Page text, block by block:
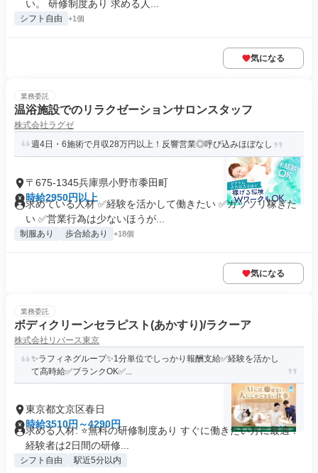
い。 研修制度あり 求める人...
シフト自由 +1個
気になる
業務委託
温浴施設でのリラクゼーションサロンスタッフ
株式会社ラグゼ
週4日・6施術で月収28万円以上！反響営業◎呼び込みほぼなし
〒675-1345兵庫県小野市黍田町
時給2950円以上
求めている人材 ✅経験を活かして働きたい ✅ガッツリ稼ぎた
い ✅営業行為は少ないほうが...
制服あり 歩合給あり +18個
気になる
業務委託
ボディクリーンセラピスト(あかすり)/ラクーア
株式会社リバース東京
✨️ラフィネグループ✨1分単位でしっかり報酬支給️✅経験を活かし
て高時給✅ブランクOK✅️...
東京都文京区春日
時給3510円～4290円
求める人材: ⭐️無料の研修制度あり すぐに働きたい方に最適！
経験者は2日間の研修...
シフト自由 駅近5分以内